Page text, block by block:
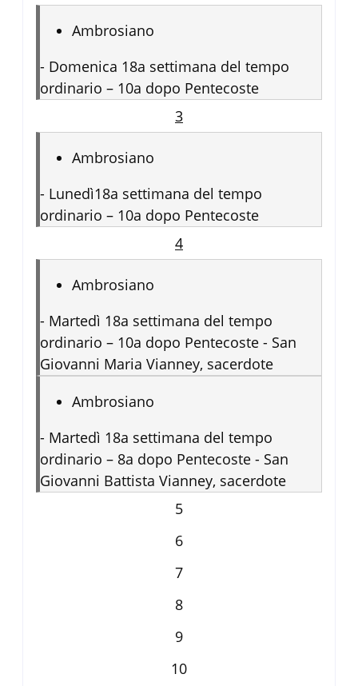
Ambrosiano
- Domenica 18a settimana del tempo
ordinario – 10a dopo Pentecoste
3
Ambrosiano
- Lunedì18a settimana del tempo
ordinario – 10a dopo Pentecoste
4
Ambrosiano
- Martedì 18a settimana del tempo
ordinario – 10a dopo Pentecoste - San
Giovanni Maria Vianney, sacerdote
Ambrosiano
- Martedì 18a settimana del tempo
ordinario – 8a dopo Pentecoste - San
Giovanni Battista Vianney, sacerdote
5
6
7
8
9
10